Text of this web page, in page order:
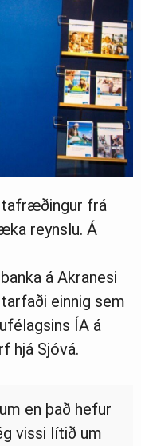
frá
reynslu. Á
á Akranesi
einnig sem
ÍA á
hjá Sjóvá.
en það hefur
vissi lítið um